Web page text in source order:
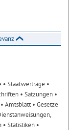
• Staatsverträge •
• Satzungen •
• Amtsblatt• Gesetze
• Statistiken •